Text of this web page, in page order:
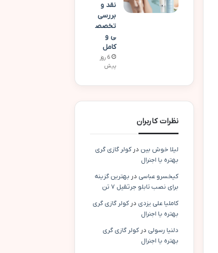
نقد و
بررسی
تخصص
ی و
کامل
6 روز
پیش
نظرات کاربران
لیلا خوش بین در کولر گازی گری
بهتره یا اجنرال
کیخسرو عباسی در بهترین گزینه
برای نصب تابلو جرثقیل ۷ تن
کاملیا علی یزدی در کولر گازی گری
بهتره یا اجنرال
دلنیا رسولی در کولر گازی گری
بهتره یا اجنرال